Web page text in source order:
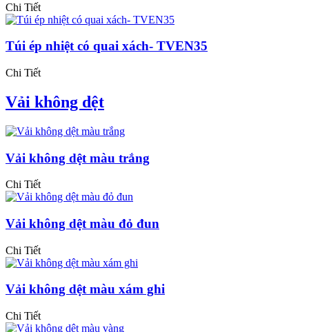
Chi Tiết
Túi ép nhiệt có quai xách- TVEN35
Chi Tiết
Vải không dệt
Vải không dệt màu trắng
Chi Tiết
Vải không dệt màu đỏ đun
Chi Tiết
Vải không dệt màu xám ghi
Chi Tiết